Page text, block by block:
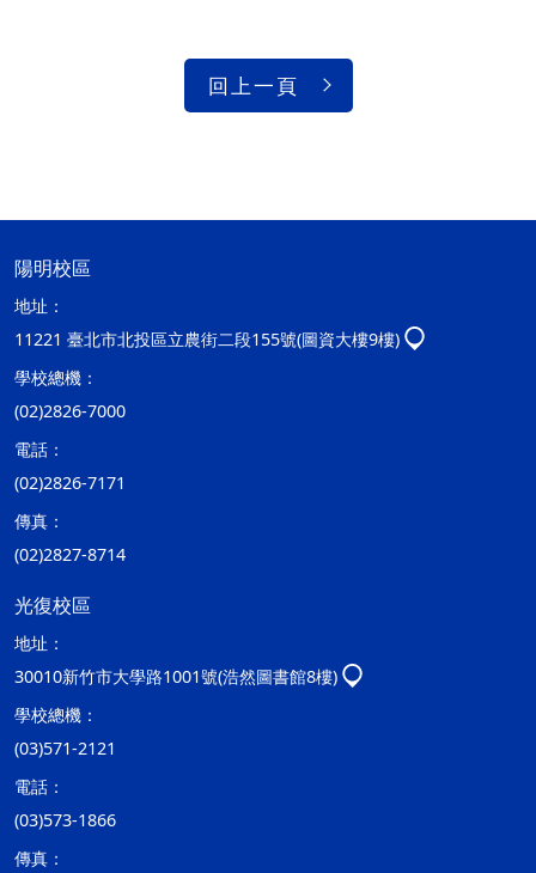
回上一頁
陽明校區
地址：
11221 臺北市北投區立農街二段155號(圖資大樓9樓)
學校總機：
(02)2826-7000
電話：
(02)2826-7171
傳真：
(02)2827-8714
光復校區
地址：
30010新竹市大學路1001號(浩然圖書館8樓)
學校總機：
(03)571-2121
電話：
(03)573-1866
傳真：